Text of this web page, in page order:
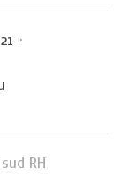
·
RH